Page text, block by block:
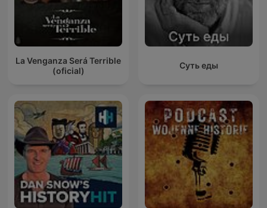
La Venganza Será Terrible
(oficial)
Суть еды